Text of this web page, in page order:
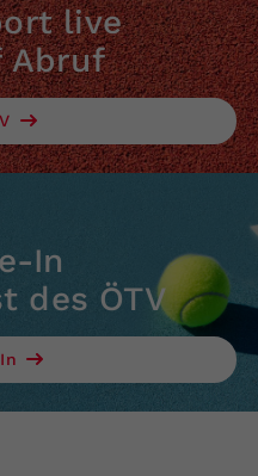
live
Abruf
In
des ÖTV